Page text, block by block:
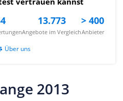
13.773
Angebote im Vergleich
> 400
Anbieter
Über uns
2013